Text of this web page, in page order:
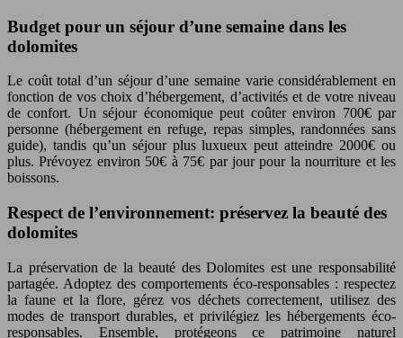
Budget pour un séjour d’une semaine dans les
dolomites
Le coût total d’un séjour d’une semaine varie considérablement en
fonction de vos choix d’hébergement, d’activités et de votre niveau
de confort. Un séjour économique peut coûter environ 700€ par
personne (hébergement en refuge, repas simples, randonnées sans
guide), tandis qu’un séjour plus luxueux peut atteindre 2000€ ou
plus. Prévoyez environ 50€ à 75€ par jour pour la nourriture et les
boissons.
Respect de l’environnement: préservez la beauté des
dolomites
La préservation de la beauté des Dolomites est une responsabilité
partagée. Adoptez des comportements éco-responsables : respectez
la faune et la flore, gérez vos déchets correctement, utilisez des
modes de transport durables, et privilégiez les hébergements éco-
responsables. Ensemble, protégeons ce patrimoine naturel